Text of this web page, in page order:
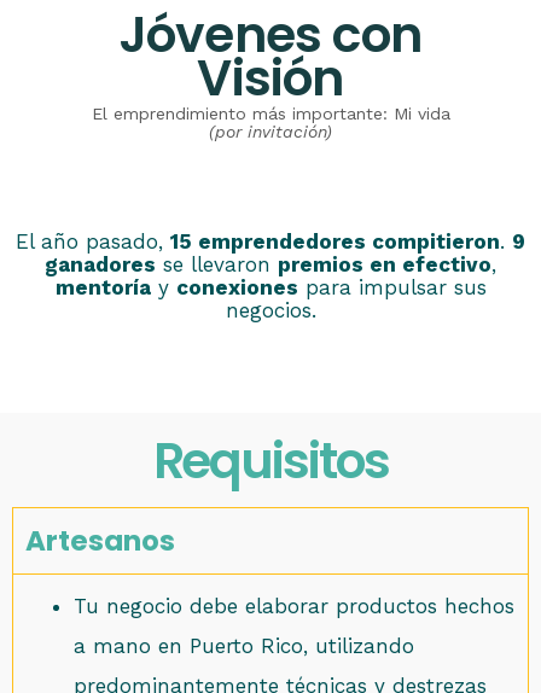
Jóvenes con
Visión
El emprendimiento más importante: Mi vida
(por invitación)
El año pasado, 15 emprendedores compitieron. 9
ganadores se llevaron premios en efectivo,
mentoríay conexiones para impulsar sus
negocios.
Requisitos
Artesanos
Tu negocio debe elaborar productos hechos
a mano en Puerto Rico, utilizando
predominantemente técnicas y destrezas